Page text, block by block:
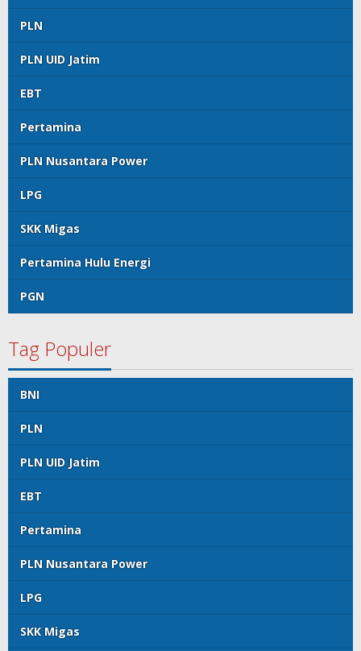
PLN
PLN UID Jatim
EBT
Pertamina
PLN Nusantara Power
LPG
SKK Migas
Pertamina Hulu Energi
PGN
Tag Populer
BNI
PLN
PLN UID Jatim
EBT
Pertamina
PLN Nusantara Power
LPG
SKK Migas